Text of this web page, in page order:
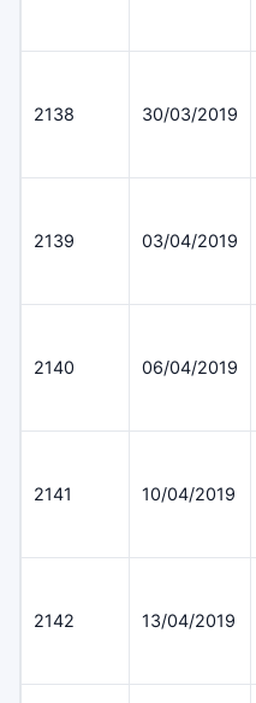
2138 30/03/2019
2139 03/04/2019
2140 06/04/2019
2141 10/04/2019
2142 13/04/2019